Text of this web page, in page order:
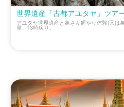
世界遺産「古都アユタヤ」ツア
アユタヤ世界遺産と象さん餌やり体験(又は
発、13時戻り。